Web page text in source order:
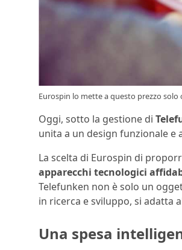
Eurospin lo mette a questo prezzo
Oggi, sotto la gestione di
unita a un design funzionale e
La scelta di Eurospin di
apparecchi tecnologici
Telefunken non è solo un
in ricerca e sviluppo, si adatta
Una spesa